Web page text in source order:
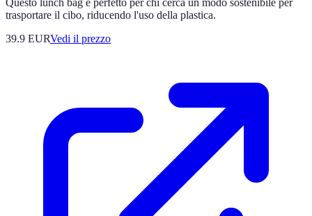
trasportare il cibo, riducendo l'uso della plastica.
39.9 EURVedi il prezzo